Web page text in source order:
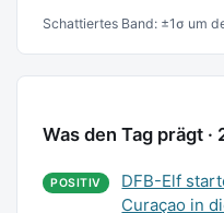
Schattiertes Band: ±1σ um
Was den Tag prägt
POSITIV
DFB-Elf
Curaçao in